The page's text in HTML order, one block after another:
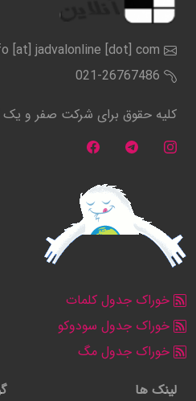
[at] jadvalonline [dot] com
021-26767486
کلیه حقوق برای شرکت صفر و
خوراک جدول کلمات
خوراک جدول سودوکو
خوراک جدول مگ
لینک ها